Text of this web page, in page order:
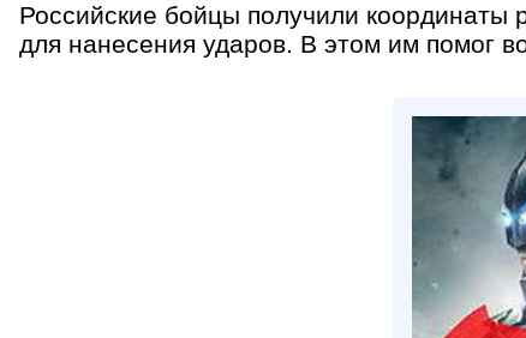
Российские бойцы получили координаты
для нанесения ударов. В этом им помог